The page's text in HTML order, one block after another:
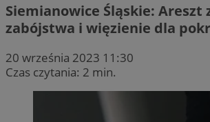
Siemianowice Śląskie: Areszt
zabójstwa i więzienie dla
20 września 2023 11:30
Czas czytania: 2 min.